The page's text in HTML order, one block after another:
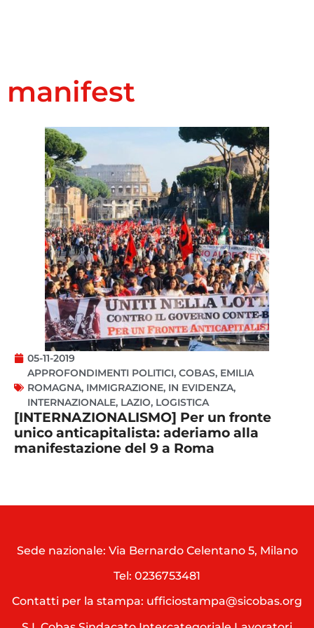
manifest
05-11-2019
APPROFONDIMENTI POLITICI, COBAS, EMILIA
ROMAGNA, IMMIGRAZIONE, IN EVIDENZA,
INTERNAZIONALE, LAZIO, LOGISTICA
[INTERNAZIONALISMO] Per un fronte
unico anticapitalista: aderiamo alla
manifestazione del 9 a Roma
Sede nazionale: Via Bernardo Celentano 5, Milano
Tel: 0236753481
Contatti per la stampa: ufficiostampa@sicobas.org